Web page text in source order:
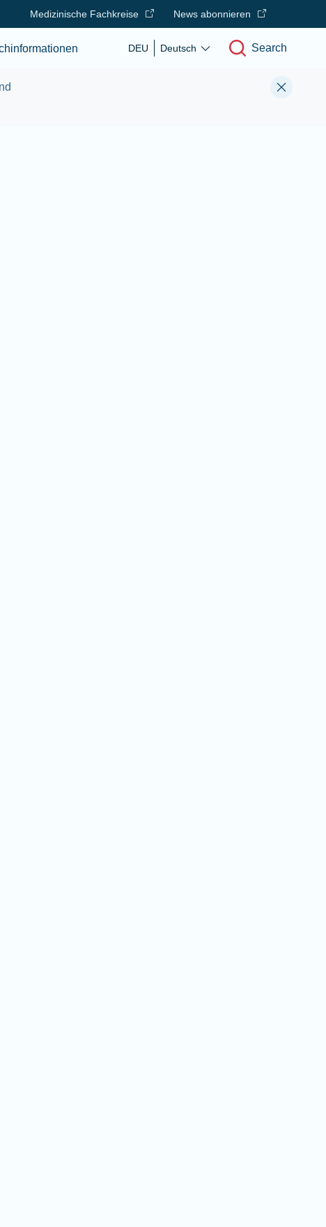
Medizinische Fachkreise News abonnieren
DEU Deutsch Search